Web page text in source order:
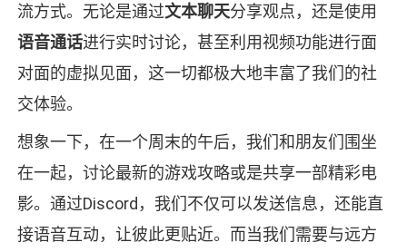
流方式。无论是通过文本聊天分享观点，还是使用
语音通话进行实时讨论，甚至利用视频功能进行面
对面的虚拟见面，这一切都极大地丰富了我们的社
交体验。
想象一下，在一个周末的午后，我们和朋友们围坐
在一起，讨论最新的游戏攻略或是共享一部精彩电
影。通过Discord，我们不仅可以发送信息，还能直
接语音互动，让彼此更贴近。而当我们需要与远方